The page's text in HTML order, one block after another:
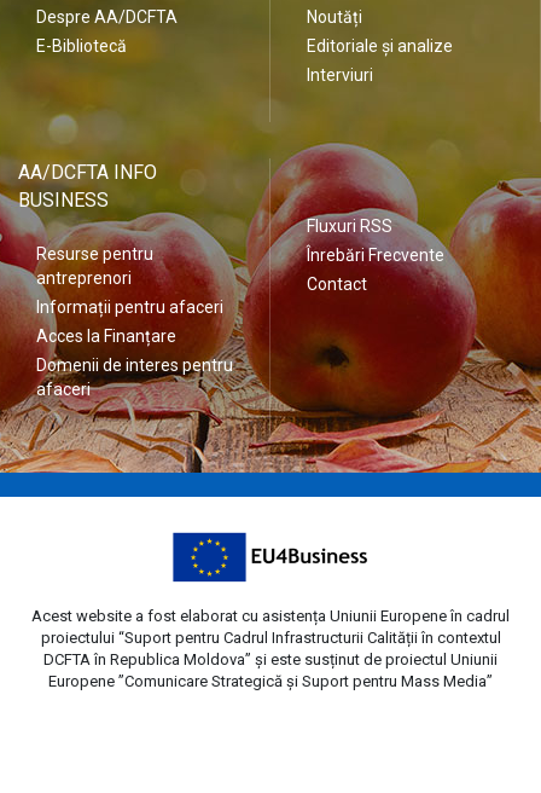
Despre AA/DCFTA
E-Bibliotecă
Noutăți
Editoriale și analize
Interviuri
AA/DCFTA INFO
BUSINESS
Resurse pentru
antreprenori
Informații pentru afaceri
Acces la Finanțare
Domenii de interes pentru
afaceri
Fluxuri RSS
Înrebări Frecvente
Contact
Acest website a fost elaborat cu asistența Uniunii Europene în cadrul
proiectului “Suport pentru Cadrul Infrastructurii Calității în contextul
DCFTA în Republica Moldova” și este susținut de proiectul Uniunii
Europene ”Comunicare Strategică și Suport pentru Mass Media”